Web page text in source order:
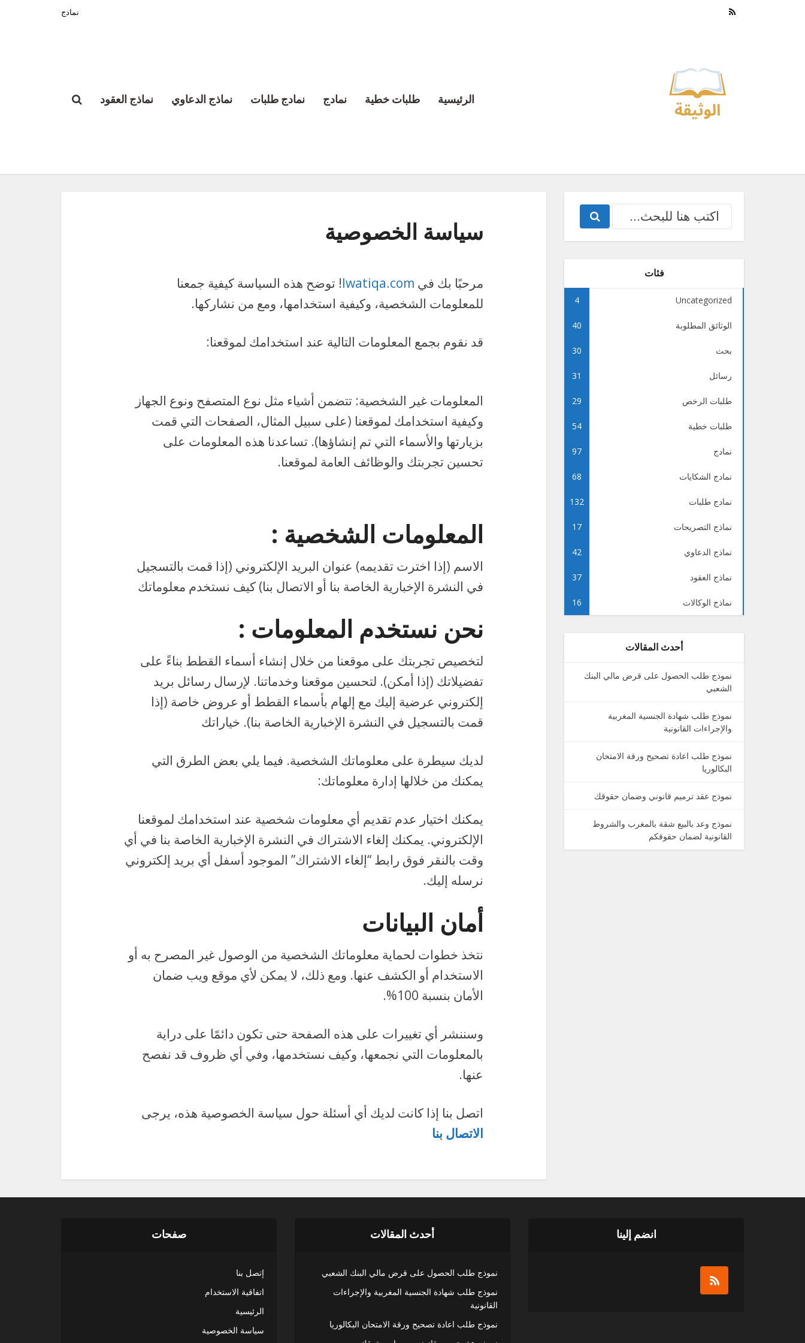
نمادج
الرئيسية طلبات خطية نمادج نمادج طلبات نماذج الدعاوي نماذج العقود
سياسة الخصوصية
مرحبًا بك في lwatiqa.com! توضح هذه السياسة كيفية جمعنا
للمعلومات الشخصية، وكيفية استخدامها، ومع من نشاركها.
قد نقوم بجمع المعلومات التالية عند استخدامك لموقعنا:
المعلومات غير الشخصية: تتضمن أشياء مثل نوع المتصفح ونوع الجهاز
وكيفية استخدامك لموقعنا (على سبيل المثال، الصفحات التي قمت
بزيارتها والأسماء التي تم إنشاؤها). تساعدنا هذه المعلومات على
تحسين تجربتك والوظائف العامة لموقعنا.
المعلومات الشخصية :
الاسم (إذا اخترت تقديمه) عنوان البريد الإلكتروني (إذا قمت بالتسجيل
في النشرة الإخبارية الخاصة بنا أو الاتصال بنا) كيف نستخدم معلوماتك
نحن نستخدم المعلومات :
لتخصيص تجربتك على موقعنا من خلال إنشاء أسماء القطط بناءً على
تفضيلاتك (إذا أمكن). لتحسين موقعنا وخدماتنا. لإرسال رسائل بريد
إلكتروني عرضية إليك مع إلهام بأسماء القطط أو عروض خاصة (إذا
قمت بالتسجيل في النشرة الإخبارية الخاصة بنا). خياراتك
لديك سيطرة على معلوماتك الشخصية. فيما يلي بعض الطرق التي
يمكنك من خلالها إدارة معلوماتك:
يمكنك اختيار عدم تقديم أي معلومات شخصية عند استخدامك لموقعنا
الإلكتروني. يمكنك إلغاء الاشتراك في النشرة الإخبارية الخاصة بنا في أي
وقت بالنقر فوق رابط “إلغاء الاشتراك” الموجود أسفل أي بريد إلكتروني
نرسله إليك.
أمان البيانات
نتخذ خطوات لحماية معلوماتك الشخصية من الوصول غير المصرح به أو
الاستخدام أو الكشف عنها. ومع ذلك، لا يمكن لأي موقع ويب ضمان
الأمان بنسبة 100%.
وسننشر أي تغييرات على هذه الصفحة حتى تكون دائمًا على دراية
بالمعلومات التي نجمعها، وكيف نستخدمها، وفي أي ظروف قد نفصح
عنها.
اتصل بنا إذا كانت لديك أي أسئلة حول سياسة الخصوصية هذه، يرجى
الاتصال بنا
فئات
Uncategorized
4
الوثائق المطلوبة 40
بحث 30
رسائل 31
طلبات الرخص 29
طلبات خطية 54
نمادج 97
نمادج الشكايات 68
نمادج طلبات 132
نماذج التصريحات 17
نماذج الدعاوي 42
نماذج العقود 37
نماذج الوكالات 16
أحدث المقالات
نموذج طلب الحصول على قرض مالي البنك
الشعبي
نموذج طلب شهادة الجنسية المغربية
والإجراءات القانونية
نموذج طلب اعادة تصحيح ورقة الامتحان
البكالوريا
نموذج عقد ترميم قانوني وضمان حقوقك
نموذج وعد بالبيع شقة بالمغرب والشروط
القانونية لضمان حقوقكم
صفحات
إتصل بنا
اتفاقية الاستخدام
الرئيسية
سياسة الخصوصية
أحدث المقالات
نموذج طلب الحصول على قرض مالي البنك الشعبي
نموذج طلب شهادة الجنسية المغربية والإجراءات
القانونية
نموذج طلب اعادة تصحيح ورقة الامتحان البكالوريا
انضم إلينا